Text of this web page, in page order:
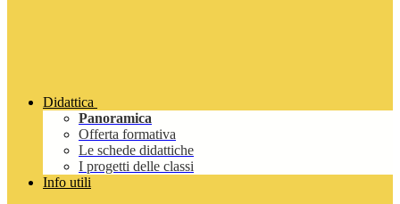
Didattica
Panoramica
Offerta formativa
Le schede didattiche
I progetti delle classi
Info utili